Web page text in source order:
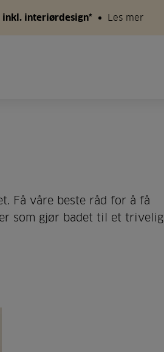
inkl. interiørdesign* Les mer
Få våre beste råd for å få
som gjør badet til et trivelig